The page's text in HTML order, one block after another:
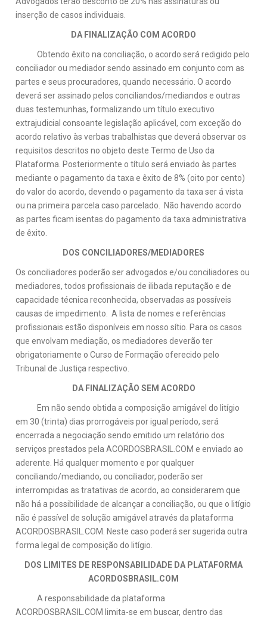
inserção de casos individuais.
DA FINALIZAÇÃO COM ACORDO
Obtendo êxito na conciliação, o acordo será redigido pelo
conciliador ou mediador sendo assinado em conjunto com as
partes e seus procuradores, quando necessário. O acordo
deverá ser assinado pelos conciliandos/mediandos e outras
duas testemunhas, formalizando um título executivo
extrajudicial consoante legislação aplicável, com exceção do
acordo relativo às verbas trabalhistas que deverá observar os
requisitos descritos no objeto deste Termo de Uso da
Plataforma. Posteriormente o título será enviado às partes
mediante o pagamento da taxa e êxito de 8% (oito por cento)
do valor do acordo, devendo o pagamento da taxa ser á vista
ou na primeira parcela caso parcelado. Não havendo acordo
as partes ficam isentas do pagamento da taxa administrativa
de êxito.
DOS CONCILIADORES/MEDIADORES
Os conciliadores poderão ser advogados e/ou conciliadores ou
mediadores, todos profissionais de ilibada reputação e de
capacidade técnica reconhecida, observadas as possíveis
causas de impedimento. A lista de nomes e referências
profissionais estão disponíveis em nosso sítio. Para os casos
que envolvam mediação, os mediadores deverão ter
obrigatoriamente o Curso de Formação oferecido pelo
Tribunal de Justiça respectivo.
DA FINALIZAÇÃO SEM ACORDO
Em não sendo obtida a composição amigável do litígio
em 30 (trinta) dias prorrogáveis por igual período, será
encerrada a negociação sendo emitido um relatório dos
serviços prestados pela ACORDOSBRASIL.COM e enviado ao
aderente. Há qualquer momento e por qualquer
conciliando/mediando, ou conciliador, poderão ser
interrompidas as tratativas de acordo, ao considerarem que
não há a possibilidade de alcançar a conciliação, ou que o litígio
não é passível de solução amigável através da plataforma
ACORDOSBRASIL.COM. Neste caso poderá ser sugerida outra
forma legal de composição do litígio.
DOS LIMITES DE RESPONSABILIDADE DA PLATAFORMA
ACORDOSBRASIL.COM
A responsabilidade da plataforma
ACORDOSBRASIL.COM limita-se em buscar, dentro das